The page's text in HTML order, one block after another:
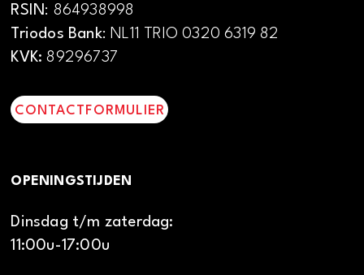
RSIN: 864938998
Triodos Bank: NL11 TRIO 0320 6319 82
KVK: 89296737
CONTACTFORMULIER
OPENINGSTIJDEN
Dinsdag t/m zaterdag:
11:00u-17:00u